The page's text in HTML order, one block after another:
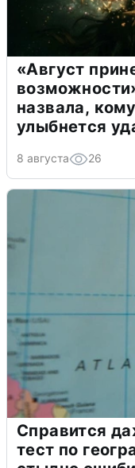
«Август
назвала,
улыбнется
8 августа 26
Справится
тест по